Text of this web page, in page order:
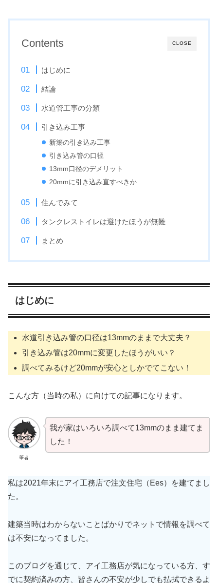
CLOSE
Contents
はじめに
結論
水道管工事の分類
引き込み工事
新築の引き込み工事
引き込み管の口径
13mm口径のデメリット
20mmに引き込み直すべきか
住んでみて
タンクレストイレは避けたほうが無難
まとめ
はじめに
水道引き込み管の口径は13mmのままで大丈夫？
引き込み管は20mmに変更したほうがいい？
調べてみるけど20mmが安心としかでてこない！
こんな方（当時の私）に向けての記事になります。
筆者
我が家はいろいろ調べて13mmのまま建てま
した！
私は2021年末にアイ工務店で注文住宅（Ees）を建てまし
た。
建築当時はわからないことばかりでネットで情報を調べて
は不安になってました。
このブログを通じて、アイ工務店が気になっている方、す
でに契約済みの方、皆さんの不安が少しでも払拭できるよ